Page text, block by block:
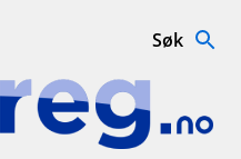
Interreg.no
Søk